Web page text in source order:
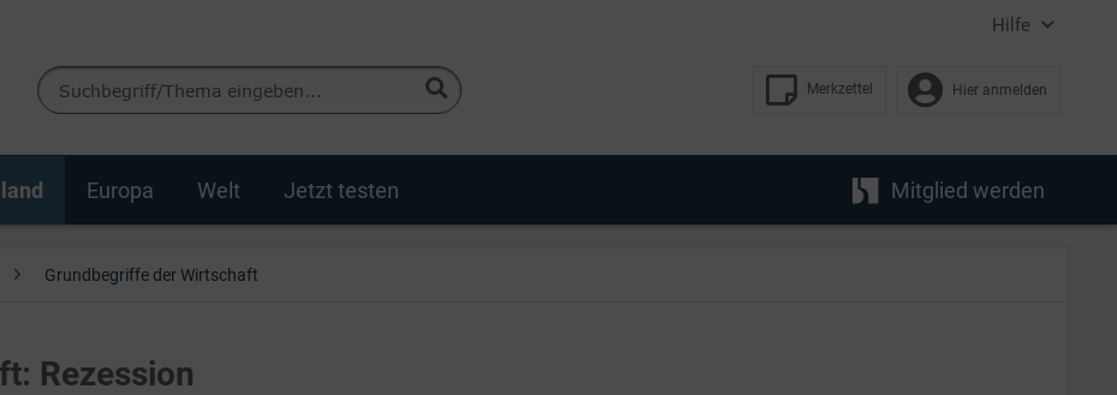
Hilfe
Merkzettel Hier anmelden
Europa Welt Jetzt testen Mitglied werden
Grundbegriffe der Wirtschaft
Rezession